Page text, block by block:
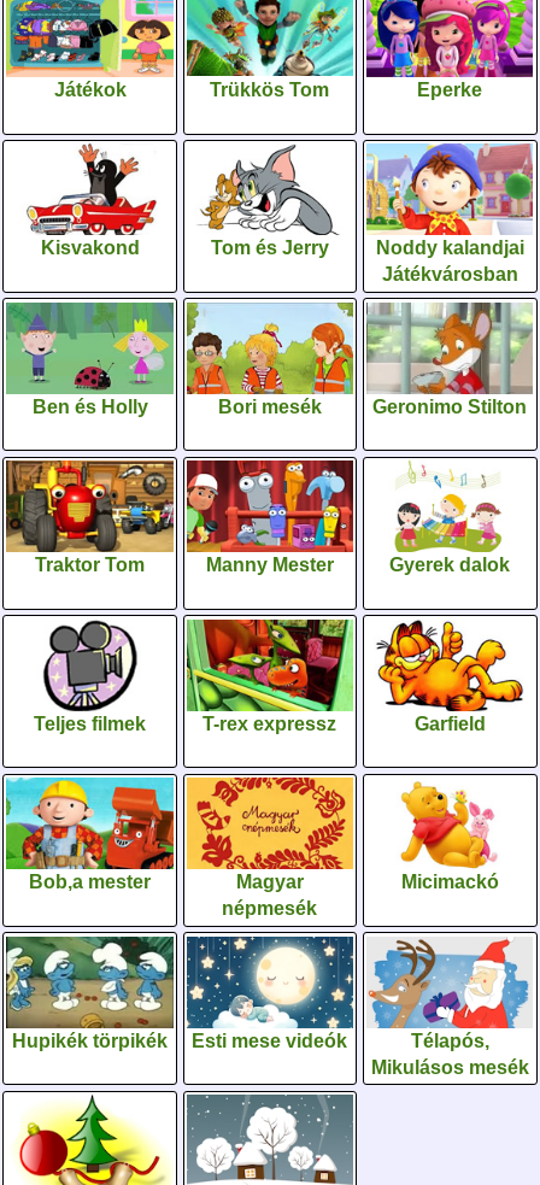
Játékok Trükkös Tom Eperke
Kisvakond Tom és Jerry
Noddy kalandjai
Játékvárosban
Ben és Holly Bori mesék Geronimo Stilton
Traktor Tom Manny Mester Gyerek dalok
Teljes filmek T-rex expressz Garfield
Bob,a mester
Magyar
népmesék
Micimackó
Hupikék törpikék Esti mese videók
Télapós,
Mikulásos mesék